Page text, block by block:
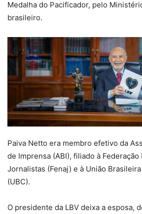
Medalha do Pacificador, pelo
brasileiro.
Paiva Netto era membro efetivo da
de Imprensa (ABI), filiado à Federação
Jornalistas (Fenaj) e à União
(UBC).
O presidente da LBV deixa a esposa,